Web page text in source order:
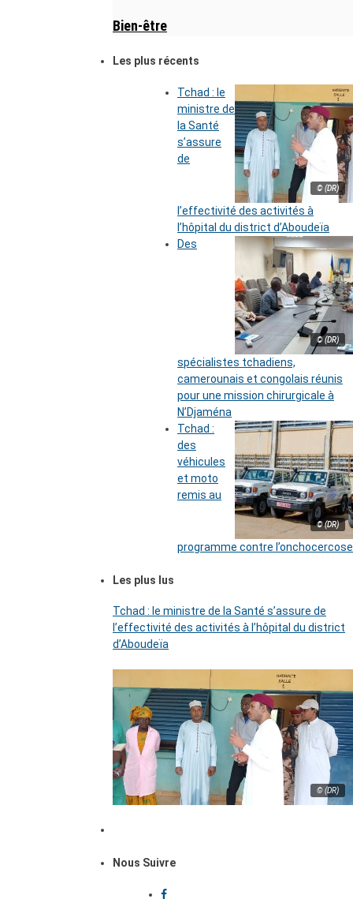
Bien-être
Les plus récents
© (DR)
Tchad : le
ministre de
la Santé
s’assure
de
l’effectivité des activités à
l’hôpital du district d’Aboudeïa
© (DR)
Des
spécialistes tchadiens,
camerounais et congolais réunis
pour une mission chirurgicale à
N’Djaména
© (DR)
Tchad :
des
véhicules
et moto
remis au
programme contre l’onchocercose
Les plus lus
Tchad : le ministre de la Santé s’assure de
l’effectivité des activités à l’hôpital du district
d’Aboudeïa
© (DR)
Nous Suivre